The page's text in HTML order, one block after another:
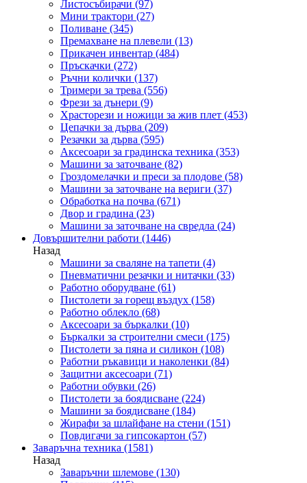
Листосъбирачи (97)
Мини трактори (27)
Поливане (345)
Премахване на плевели (13)
Прикачен инвентар (484)
Пръскачки (272)
Ръчни колички (137)
Тримери за трева (556)
Фрези за дънери (9)
Храсторези и ножици за жив плет (453)
Цепачки за дърва (209)
Резачки за дърва (595)
Аксесоари за градинска техника (353)
Машини за заточване (82)
Гроздомелачки и преси за плодове (58)
Машини за заточване на вериги (37)
Обработка на почва (671)
Двор и градина (23)
Машини за заточване на свредла (24)
Довършителни работи (1446)
Назад
Машини за сваляне на тапети (4)
Пневматични резачки и нитачки (33)
Работно оборудване (61)
Пистолети за горещ въздух (158)
Работно облекло (68)
Аксесоари за бъркалки (10)
Бъркалки за строителни смеси (175)
Пистолети за пяна и силикон (108)
Работни ръкавици и наколенки (84)
Защитни аксесоари (71)
Работни обувки (26)
Пистолети за боядисване (224)
Машини за боядисване (184)
Жирафи за шлайфане на стени (151)
Повдигачи за гипсокартон (57)
Заваръчна техника (1581)
Назад
Заваръчни шлемове (130)